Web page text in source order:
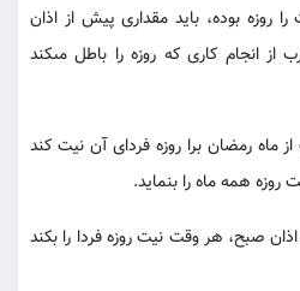
روزه بوده، بايد مقدارى پيش از اذان
انجام كارى كه روزه را باطل مى‏كند
از ماه رمضان برا روزه فرداى آن نيت كند
همه ماه را بنمايد.
اذان صبح، هر وقت نيت روزه فردا را بكند